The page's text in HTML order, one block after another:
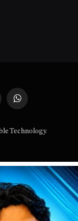
WhatsApp
Technology.